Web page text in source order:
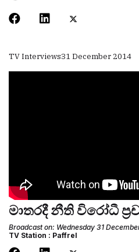
TV Interviews31 December 2014
මාතරදී නීති විරෝධී
Broadcast on: Wednesday 31
TV Station : Paffrel